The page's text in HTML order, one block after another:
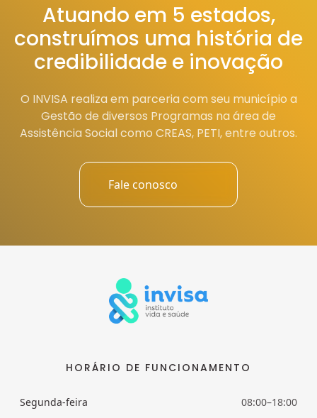
Atuando em 5 estados,
construímos uma história de
credibilidade e inovação
O INVISA realiza em parceria com seu município a
Gestão de diversos Programas na área de
Assistência Social como CREAS, PETI, entre outros.
Fale conosco
HORÁRIO DE FUNCIONAMENTO
Segunda-feira
08:00–18:00